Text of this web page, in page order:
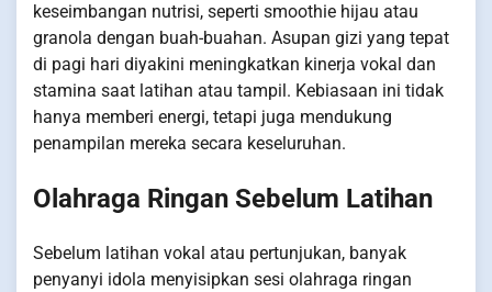
keseimbangan nutrisi, seperti smoothie hijau atau
granola dengan buah-buahan. Asupan gizi yang tepat
di pagi hari diyakini meningkatkan kinerja vokal dan
stamina saat latihan atau tampil. Kebiasaan ini tidak
hanya memberi energi, tetapi juga mendukung
penampilan mereka secara keseluruhan.
Olahraga Ringan Sebelum Latihan
Sebelum latihan vokal atau pertunjukan, banyak
penyanyi idola menyisipkan sesi olahraga ringan